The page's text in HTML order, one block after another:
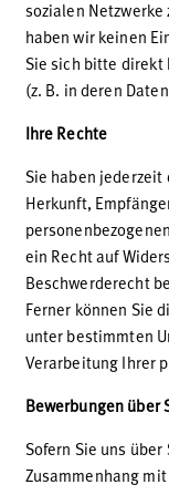
sozialen Netzwerke
haben wir keinen
Sie sich bitte direkt
(z. B. in deren
Ihre Rechte
Sie haben
Herkunft,
ein Recht auf
Beschwerderecht
Ferner können Sie
unter bestimmten
Verarbeitung Ihrer
Bewerbungen über
Sofern Sie uns
Zusammenhang